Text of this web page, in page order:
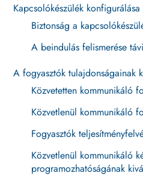
Kapcsolókészülék konfigurálása
Biztonság a
A beindulás felismerése
A fogyasztók tulajdonságainak
Közvetetten kommunikáló
Közvetlenül kommunikáló
Fogyasztók
Közvetlenül kommunikáló
programozhatóságának